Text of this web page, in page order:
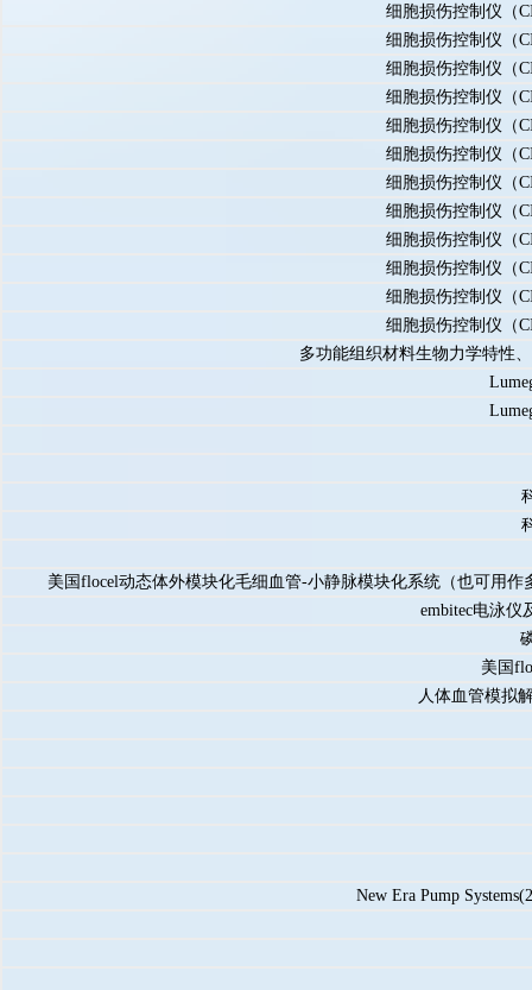
细胞损伤控制仪（
细胞损伤控制仪（
细胞损伤控制仪（
细胞损伤控制仪（
细胞损伤控制仪（
细胞损伤控制仪（
细胞损伤控制仪（
细胞损伤控制仪（
细胞损伤控制仪（
细胞损伤控制仪（
细胞损伤控制仪（
细胞损伤控制仪（
多功能组织材料生物力学特性
美国flocel动态体外模块化毛细血管-小静脉模块化系统（也可用
embitec电泳仪
美国
人体血管模拟
New Era Pump